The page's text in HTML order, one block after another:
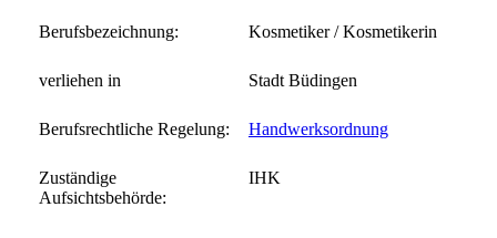
Berufsbezeichnung: Kosmetiker / Kosmetikerin
verliehen in Stadt Büdingen
Berufsrechtliche Regelung: Handwerksordnung
Zuständige
Aufsichtsbehörde:
IHK